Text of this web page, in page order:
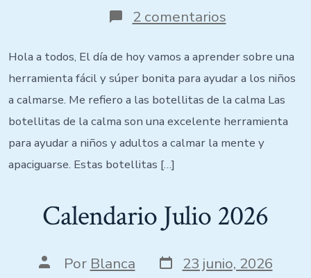
2 comentarios
Hola a todos, El día de hoy vamos a aprender sobre una
herramienta fácil y súper bonita para ayudar a los niños
a calmarse. Me refiero a las botellitas de la calma Las
botellitas de la calma son una excelente herramienta
para ayudar a niños y adultos a calmar la mente y
apaciguarse. Estas botellitas […]
Calendario Julio 2026
Por Blanca
23 junio, 2026